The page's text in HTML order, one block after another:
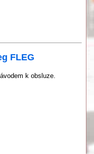
FLEG
k obsluze.